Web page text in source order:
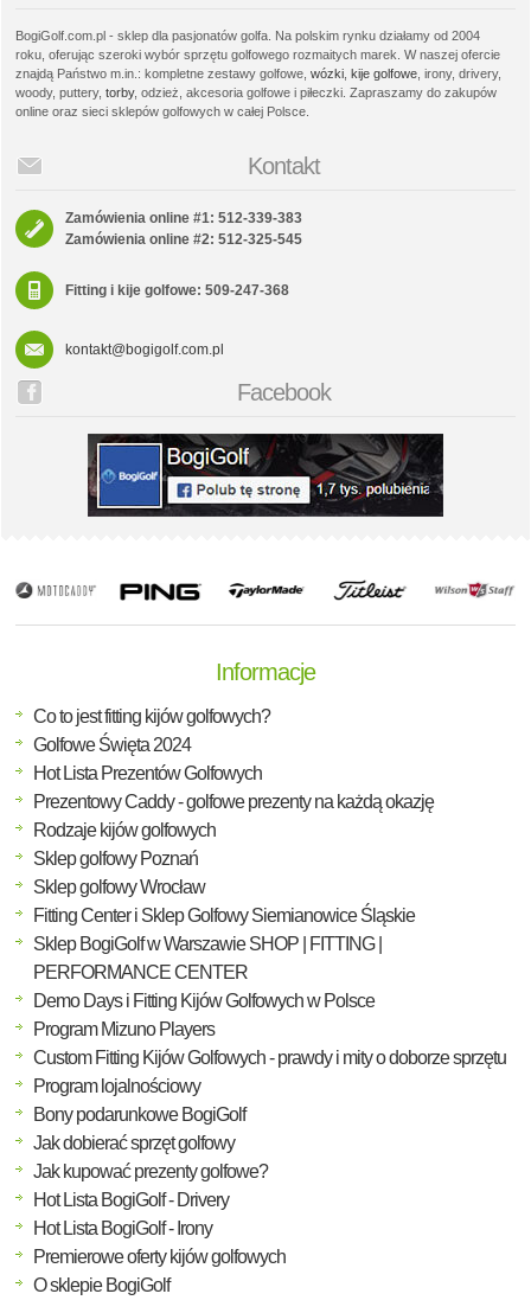
BogiGolf.com.pl - sklep dla pasjonatów golfa. Na polskim rynku działamy od 2004
roku, oferując szeroki wybór sprzętu golfowego rozmaitych marek. W naszej ofercie
znajdą Państwo m.in.: kompletne zestawy golfowe, wózki kije golfowe , irony, drivery,
woody, puttery, torby, odzież, akcesoria golfowe i piłeczki. Zapraszamy do zakupów
online oraz sieci sklepów golfowych w całej Polsce.
Kontakt
Zamówienia online #1: 512-339-383
Zamówienia online #2: 512-325-545
Fitting i kije golfowe: 509-247-368
kontakt@bogigolf.com.pl
Facebook
Informacje
Co to jest fitting kijów golfowych?
Golfowe Święta 2024
Hot Lista Prezentów Golfowych
Prezentowy Caddy - golfowe prezenty na każdą okazję
Rodzaje kijów golfowych
Sklep golfowy Poznań
Sklep golfowy Wrocław
Fitting Center i Sklep Golfowy Siemianowice Śląskie
Sklep BogiGolf w Warszawie SHOP | FITTING |
PERFORMANCE CENTER
Demo Days i Fitting Kijów Golfowych w Polsce
Program Mizuno Players
Custom Fitting Kijów Golfowych - prawdy i mity o doborze sprzętu
Program lojalnościowy
Bony podarunkowe BogiGolf
Jak dobierać sprzęt golfowy
Jak kupować prezenty golfowe?
Hot Lista BogiGolf - Drivery
Hot Lista BogiGolf - Irony
Premierowe oferty kijów golfowych
O sklepie BogiGolf